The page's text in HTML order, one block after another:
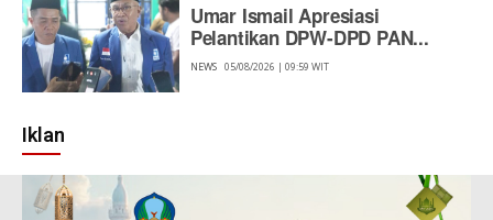
Umar Ismail Apresiasi
Pelantikan DPW-DPD PAN...
NEWS 05/08/2026 | 09:59 WIT
Iklan